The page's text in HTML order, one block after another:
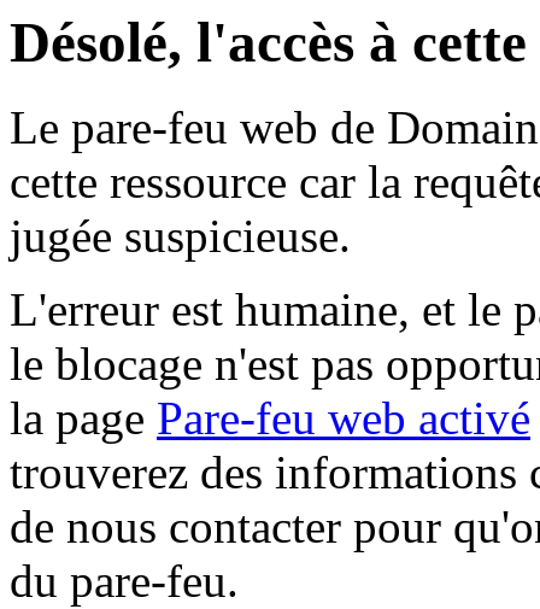
Désolé, l'accès à
Le pare-feu web de
cette ressource car la
jugée suspicieuse.
L'erreur est humaine, et le
le blocage n'est pas
la page Pare-feu web activé
trouverez des informations
de nous contacter pour
du pare-feu.